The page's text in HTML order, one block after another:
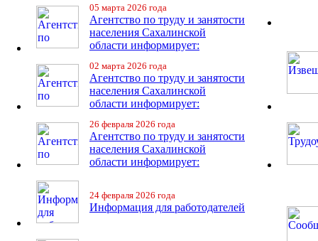
05 марта 2026 года
Агентство по труду и занятости
населения Сахалинской
области информирует:
02 марта 2026 года
Агентство по труду и занятости
населения Сахалинской
области информирует:
26 февраля 2026 года
Агентство по труду и занятости
населения Сахалинской
области информирует:
24 февраля 2026 года
Информация для работодателей